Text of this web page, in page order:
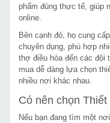
phẩm đúng thực tế, giúp
online.
Bên cạnh đó, họ cung
chuyên dụng, phù hợp
thợ điều hòa đến các đội
mua dễ dàng lựa chọn
nhiều nơi khác nhau.
Có nên chọn
Nếu bạn đang tìm một